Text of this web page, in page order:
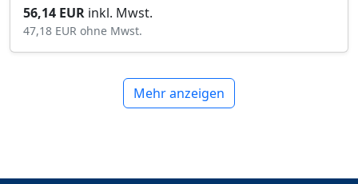
56,14 EUR inkl. Mwst.
47,18 EUR ohne Mwst.
Mehr anzeigen